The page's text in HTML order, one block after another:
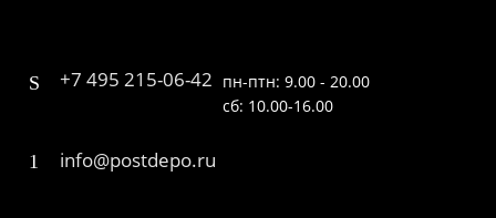
+7 495 215-06-42 пн-птн: 9.00 - 20.00
сб: 10.00-16.00
info@postdepo.ru